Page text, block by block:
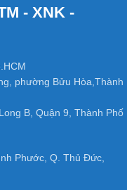
- XNK -
phường Bửu Hòa,Thành
B, Quận 9, Thành Phố
Phước, Q. Thủ Đức,